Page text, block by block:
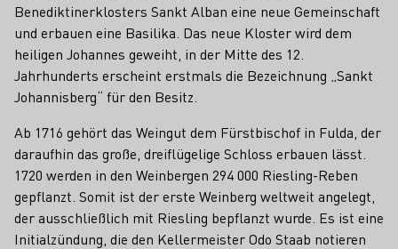
Benediktinerklosters Sankt Alban eine neue Gemeinschaft
und erbauen eine Basilika. Das neue Kloster wird dem
heiligen Johannes geweiht, in der Mitte des 12.
Jahrhunderts erscheint erstmals die Bezeichnung „Sankt
Johannisberg“ für den Besitz.
Ab 1716 gehört das Weingut dem Fürstbischof in Fulda, der
daraufhin das große, dreiflügelige Schloss erbauen lässt.
1720 werden in den Weinbergen 294 000 Riesling-Reben
gepflanzt. Somit ist der erste Weinberg weltweit angelegt,
der ausschließlich mit Riesling bepflanzt wurde. Es ist eine
Initialzündung, die den Kellermeister Odo Staab notieren